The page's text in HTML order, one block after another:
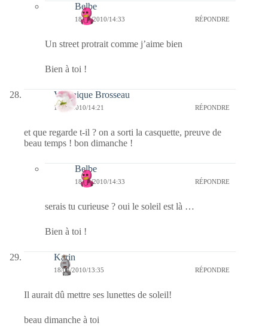
Belbe
18/04/2010/14:33 RÉPONDRE
Un street protrait comme j’aime bien
Bien à toi !
Veronique Brosseau
18/04/2010/14:21 RÉPONDRE
et que regarde t-il ? on a sorti la casquette, preuve de
beau temps ! bon dimanche !
Belbe
18/04/2010/14:33 RÉPONDRE
serais tu curieuse ? oui le soleil est là …
Bien à toi !
Karin
18/04/2010/13:35 RÉPONDRE
Il aurait dû mettre ses lunettes de soleil!
beau dimanche à toi